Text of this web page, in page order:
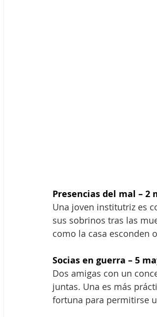
Presencias del mal – 2
Una joven institutriz es
sus sobrinos tras las
como la casa esconden
Socias en guerra – 5
Dos amigas con un
juntas. Una es más
fortuna para permitirse